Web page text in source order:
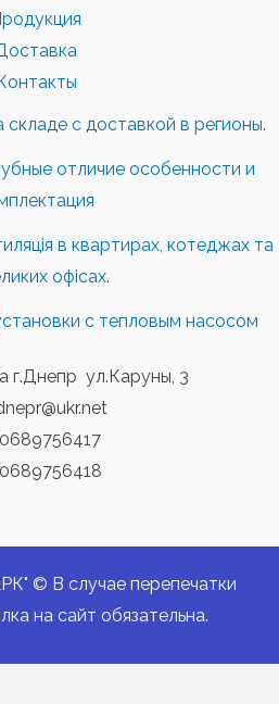
с доставкой в регионы.
отличие особенности и
в квартирах, котеджах та
офісах.
с тепловым насосом
г.Днепр ул.Каруны, 3
© В случае перепечатки
на сайт обязательна.